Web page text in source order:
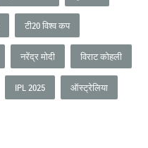
टी20 विश्व कप
नरेंद्र मोदी विराट कोहली
IPL 2025 ऑस्ट्रेलिया